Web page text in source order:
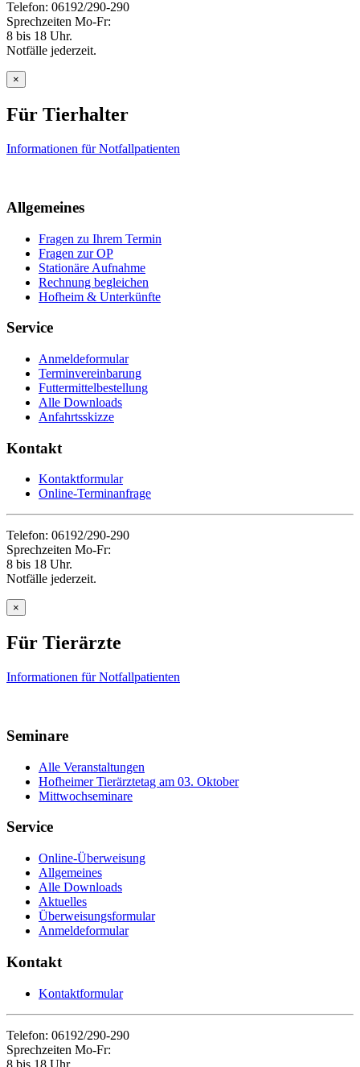
Telefon: 06192/290-290
Sprechzeiten Mo-Fr:
8 bis 18 Uhr.
Notfälle jederzeit.
×
Für Tierhalter
Informationen für Notfallpatienten
Allgemeines
Fragen zu Ihrem Termin
Fragen zur OP
Stationäre Aufnahme
Rechnung begleichen
Hofheim & Unterkünfte
Service
Anmeldeformular
Terminvereinbarung
Futtermittelbestellung
Alle Downloads
Anfahrtsskizze
Kontakt
Kontaktformular
Online-Terminanfrage
Telefon: 06192/290-290
Sprechzeiten Mo-Fr:
8 bis 18 Uhr.
Notfälle jederzeit.
×
Für Tierärzte
Informationen für Notfallpatienten
Seminare
Alle Veranstaltungen
Hofheimer Tierärztetag am 03. Oktober
Mittwochseminare
Service
Online-Überweisung
Allgemeines
Alle Downloads
Aktuelles
Überweisungsformular
Anmeldeformular
Kontakt
Kontaktformular
Telefon: 06192/290-290
Sprechzeiten Mo-Fr:
8 bis 18 Uhr.